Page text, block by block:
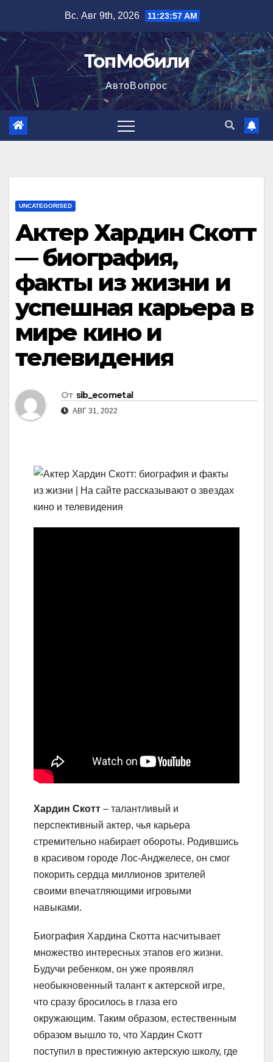
содержимому
Вс. Авг 9th, 2026 11:23:58 AM
ТопМобили
АвтоВопрос
UNCATEGORISED
Актер Хардин Скотт
— биография,
факты из жизни и
успешная карьера в
мире кино и
телевидения
От sib_ecometal
АВГ 31, 2022
Хардин Скотт – талантливый и
перспективный актер, чья карьера
стремительно набирает обороты. Родившись
в красивом городе Лос-Анджелесе, он смог
покорить сердца миллионов зрителей
своими впечатляющими игровыми
навыками.
Биография Хардина Скотта насчитывает
множество интересных этапов его жизни.
Будучи ребенком, он уже проявлял
необыкновенный талант к актерской игре,
что сразу бросилось в глаза его
окружающим. Таким образом, естественным
образом вышло то, что Хардин Скотт
поступил в престижную актерскую школу, где